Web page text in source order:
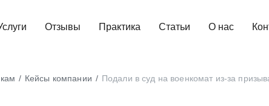
Отзывы Практика Статьи О нас
Кейсы компании Подали в суд на военкомат из-за